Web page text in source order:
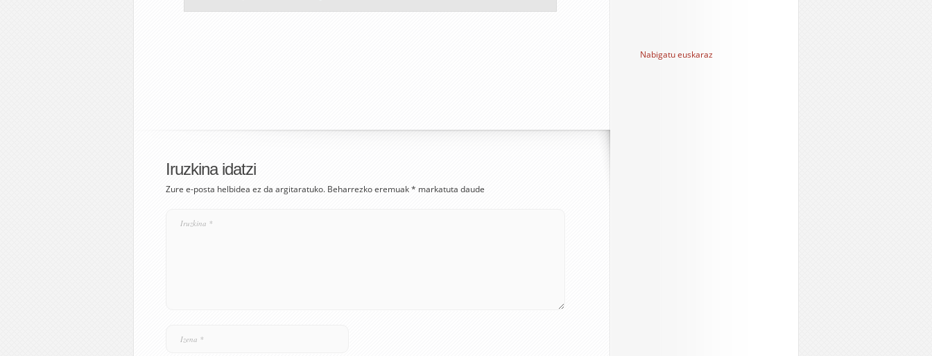
Iruzkina idatzi
Zure e-posta helbidea ez da argitaratuko. Beharrezko eremuak* markatuta daude
Nabigatu euskaraz